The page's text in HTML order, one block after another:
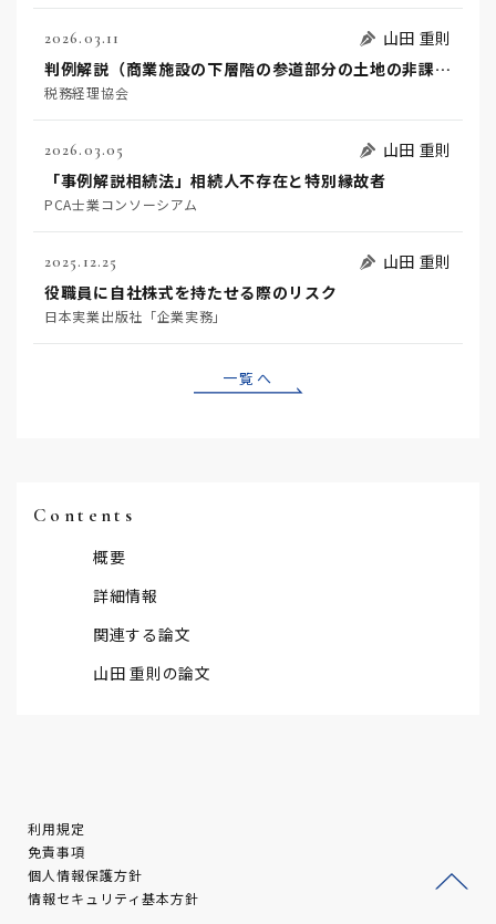
2026.03.11
山田 重則
判例解説（商業施設の下層階の参道部分の土地の非課税規定適用の可否）
税務経理協会
2026.03.05
山田 重則
「事例解説相続法」相続人不存在と特別縁故者
PCA士業コンソーシアム
2025.12.25
山田 重則
役職員に自社株式を持たせる際のリスク
日本実業出版社「企業実務」
一覧へ
Contents
概要
詳細情報
関連する論文
山田 重則の論文
利用規定
免責事項
個人情報保護方針
情報セキュリティ基本方針